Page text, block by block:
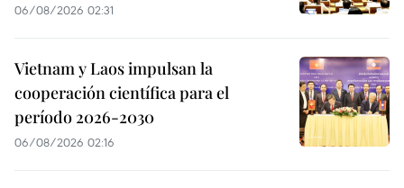
06/08/2026 02:31
Vietnam y Laos impulsan la
cooperación científica para el
período 2026-2030
06/08/2026 02:16